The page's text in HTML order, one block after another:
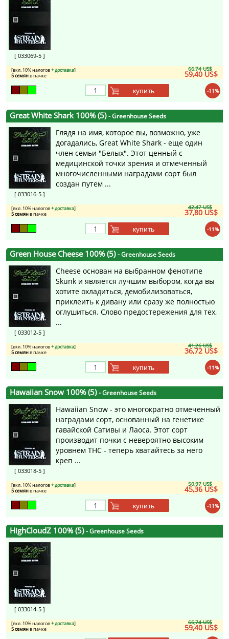
[ 033069-5 ]
66,74 US$
59,40 US$
[вкл. 10% налогов+ доставка]
5 семянв пачке
-11%
купить
Great White Shark 100% (5)- Greenhouse Seeds
[ 033016-5 ]
Глядя на имя, которое вы, возможно, уже
догадались, Great White Shark - еще один
член семьи "Белых". Этот ценный с
медицинской точки зрения и отмеченный
многочисленными наградами сорт был
создан путем ...
42,47 US$
37,80 US$
[вкл. 10% налогов+ доставка]
5 семянв пачке
-11%
купить
Green House Cheese 100% (5)- Greenhouse Seeds
[ 033012-5 ]
Cheese основан на выбранном фенотипе
Skunk и является лучшим выбором, когда вы
хотите охладиться, демобилизоваться,
приклеить к дивану или сразу же полностью
оглушиться. Слово предостережения для тех,
...
41,26 US$
36,72 US$
[вкл. 10% налогов+ доставка]
5 семянв пачке
-11%
купить
Hawaiian Snow 100% (5)- Greenhouse Seeds
[ 033018-5 ]
Hawaiian Snow - это многократно отмеченный
наградами сорт, основанный на генетике
гавайской Сативы и Лаоса. Этот сорт
производит почки с невероятно высоким
уровнем THC - теперь хватайтесь за него
креп ...
50,97 US$
45,36 US$
[вкл. 10% налогов+ доставка]
5 семянв пачке
-11%
купить
HighCloudZ 100% (5)- Greenhouse Seeds
[ 033014-5 ]
66,74 US$
59,40 US$
[вкл. 10% налогов+ доставка]
5 семянв пачке